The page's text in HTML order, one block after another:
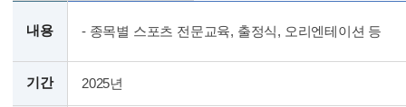
내용 - 종목별 스포츠 전문교육, 출정식, 오리엔테이션 등
기간 2025년